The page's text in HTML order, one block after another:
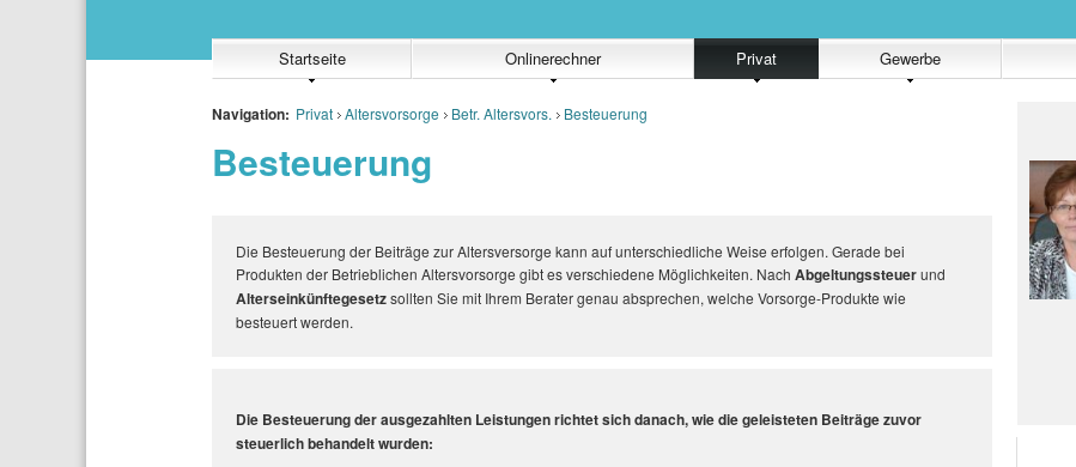
Startseite Onlinerechner Privat Gewerbe
Navigation: Privat Altersvorsorge Betr. Altersvors. Besteuerung
Besteuerung
Die Besteuerung der Beiträge zur Altersversorge kann auf unterschiedliche Weise erfolgen. Gerade bei
Produkten der Betrieblichen Altersvorsorge gibt es verschiedene Möglichkeiten. Nach Abgeltungssteuerund
Alterseinkünftegesetzsollten Sie mit Ihrem Berater genau absprechen, welche Vorsorge-Produkte wie
besteuert werden.
Die Besteuerung der ausgezahlten Leistungen richtet sich danach, wie die geleisteten Beiträge zuvor
steuerlich behandelt wurden: